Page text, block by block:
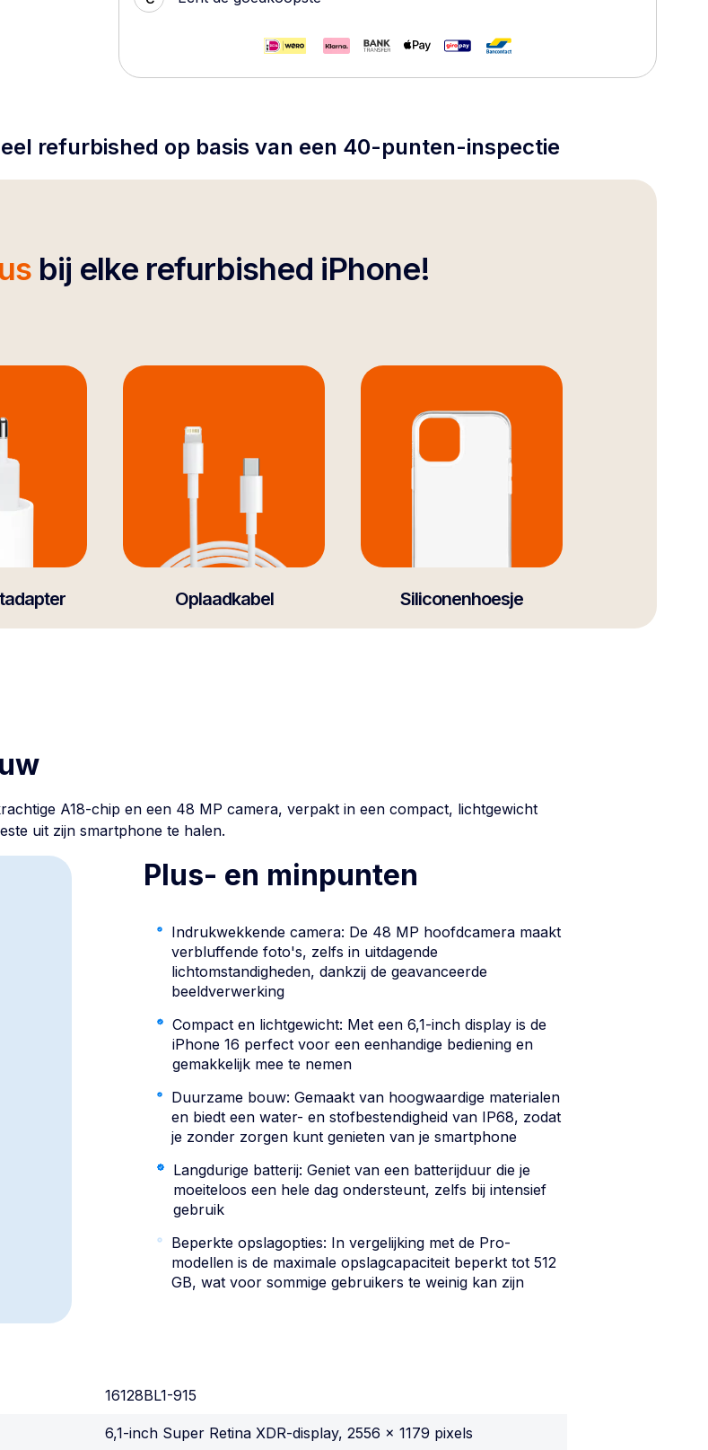
refurbished op basis van een 40-punten-inspectie
bij elke refurbished iPhone!
Oplaadkabel Siliconenhoesje
A18-chip en een 48 MP camera, verpakt in een compact, lichtgewicht
uit zijn smartphone te halen.
Plus- en minpunten
Indrukwekkende camera: De 48 MP hoofdcamera maakt
verbluffende foto's, zelfs in uitdagende
lichtomstandigheden, dankzij de geavanceerde
beeldverwerking
Compact en lichtgewicht: Met een 6,1-inch display is de
iPhone 16 perfect voor een eenhandige bediening en
gemakkelijk mee te nemen
Duurzame bouw: Gemaakt van hoogwaardige materialen
en biedt een water- en stofbestendigheid van IP68, zodat
je zonder zorgen kunt genieten van je smartphone
Langdurige batterij: Geniet van een batterijduur die je
moeiteloos een hele dag ondersteunt, zelfs bij intensief
gebruik
Beperkte opslagopties: In vergelijking met de Pro-
modellen is de maximale opslagcapaciteit beperkt tot 512
GB, wat voor sommige gebruikers te weinig kan zijn
16128BL1-915
6,1-inch Super Retina XDR-display, 2556 x 1179 pixels